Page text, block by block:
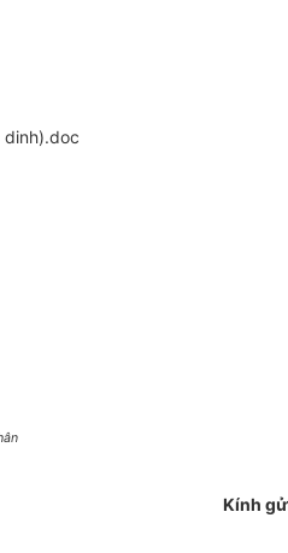
dinh).doc
Kính